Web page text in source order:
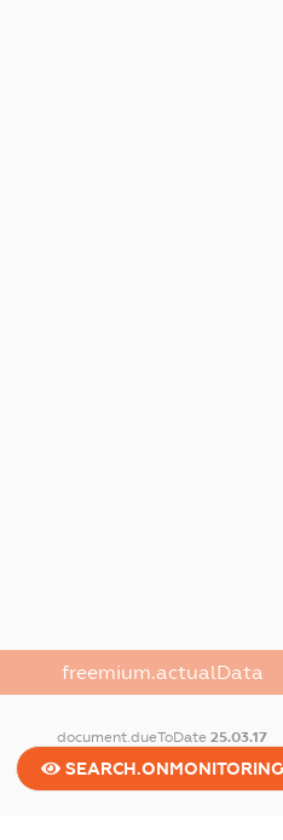
freemium.actualData
document.dueToDate25.03.17
SEARCH.ONMONITORING